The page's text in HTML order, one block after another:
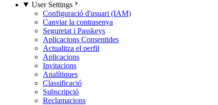
User Settings
Configuració d'usuari (IAM)
Canviar la contrasenya
Seguretat i Passkeys
Aplicacions Consentides
Actualitza el perfil
Aplicacions
Invitacions
Analítiques
Classificació
Subscripció
Reclamacions